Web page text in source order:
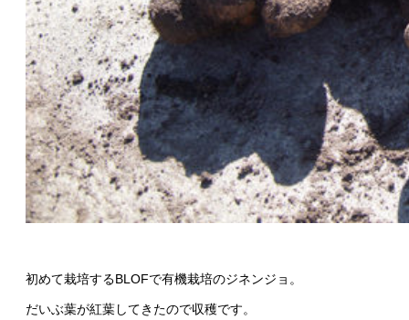
初めて栽培するBLOFで有機栽培のジネンジョ。
だいぶ葉が紅葉してきたので収穫です。